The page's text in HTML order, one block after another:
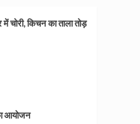
चोरी, किचन का ताला तोड़
आयोजन